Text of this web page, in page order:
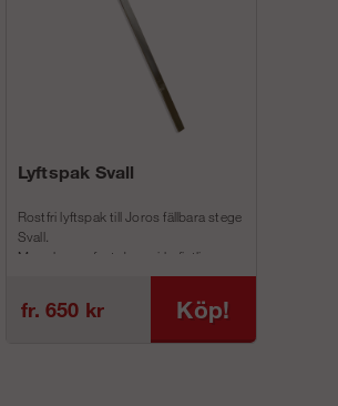
Lyftspak Svall
Rostfri lyftspak till Joros fällbara stege
Svall.
Man skruvar fast denna i befintliga
fr. 650 kr Köp!